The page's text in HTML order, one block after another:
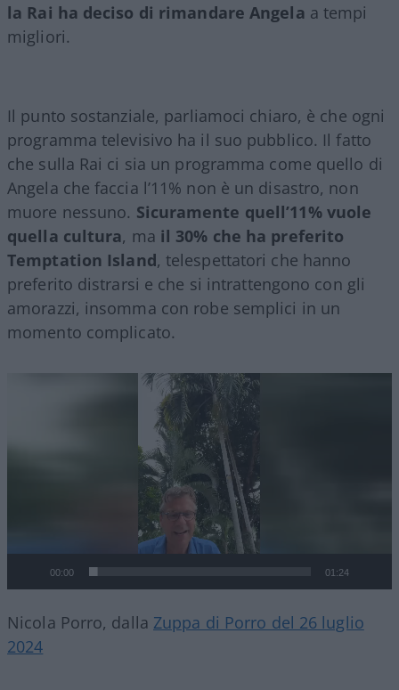
la Rai ha deciso di rimandare Angela a tempi
migliori.
Il punto sostanziale, parliamoci chiaro, è che ogni
programma televisivo ha il suo pubblico. Il fatto
che sulla Rai ci sia un programma come quello di
Angela che faccia l’11% non è un disastro, non
muore nessuno. Sicuramente quell’11% vuole
quella cultura, ma il 30% che ha preferito
Temptation Island, telespettatori che hanno
preferito distrarsi e che si intrattengono con gli
amorazzi, insomma con robe semplici in un
momento complicato.
00:00 01:24
Nicola Porro, dalla Zuppa di Porro del 26 luglio
2024